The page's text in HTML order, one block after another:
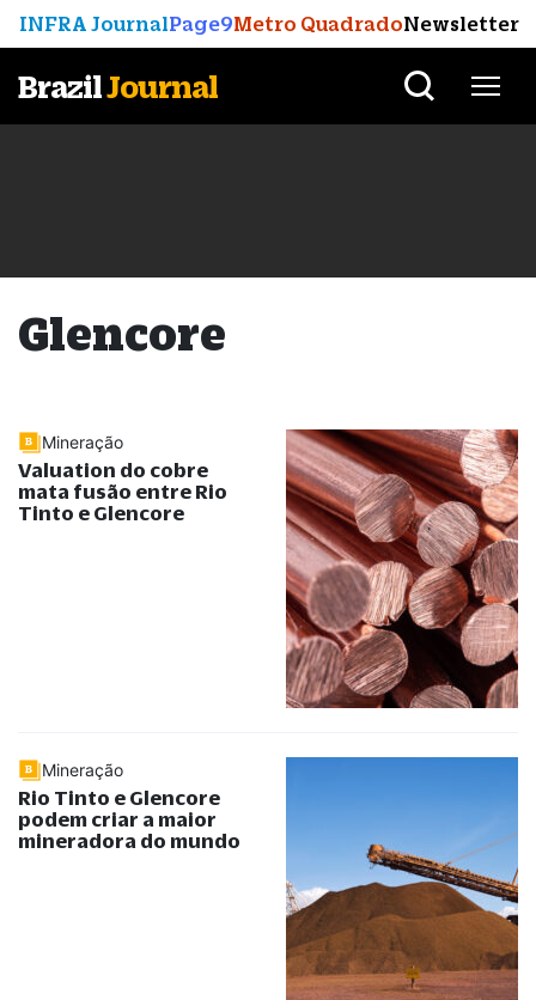
INFRA JournalPage9Metro QuadradoNewsletter
BrazilJournal
Glencore
Mineração
Valuation do cobre
mata fusão entre Rio
Tinto e Glencore
Mineração
Rio Tinto e Glencore
podem criar a maior
mineradora do mundo